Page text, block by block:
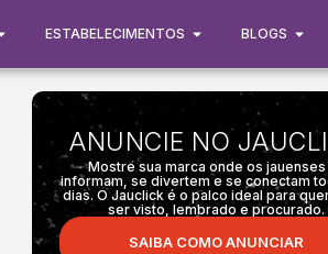
ESTABELECIMENTOS BLOGS
ANUNCIE NO
Mostre sua marca onde os jauenses
informam, se divertem e se conectam
dias. O Jauclick é o palco ideal para
ser visto, lembrado e procurado.
SAIBA COMO ANUNCIAR